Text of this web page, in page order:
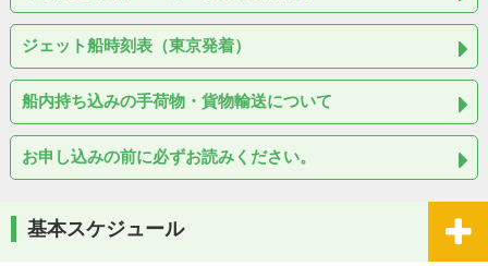
ジェット船時刻表（東京発着）
船内持ち込みの手荷物・貨物輸送について
お申し込みの前に必ずお読みください。
基本スケジュール